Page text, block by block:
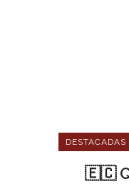
DESTACADAS
🇪🇨